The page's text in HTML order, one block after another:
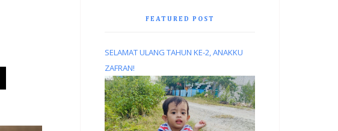
FEATURED POST
SELAMAT ULANG TAHUN KE-2, ANAKKU
ZAFRAN!